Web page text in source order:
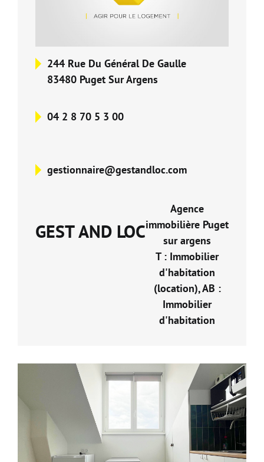
Nos Formations
Nos Partenaires
244 Rue Du Général De Gaulle
83480 Puget Sur Argens
04 2 8 70 5 3 00
gestionnaire@gestandloc.com
GEST AND LOC
Agence
immobilière Puget
sur argens
T : Immobilier
d'habitation
(location), AB :
Immobilier
d'habitation